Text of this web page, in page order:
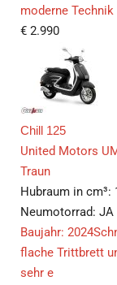
moderne Technik
€ 2.990
Chill 125
United Motors
Traun
Hubraum in cm³:
Neumotorrad: JA
Baujahr:
flache Trittbrett
sehr e